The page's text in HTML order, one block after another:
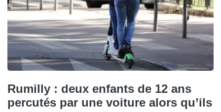
Rumilly : deux enfants de 12 ans
percutés par une voiture alors qu’ils